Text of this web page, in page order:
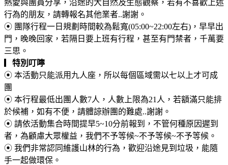
熱愛與團員分享，沿途的大自然及生態觀察，若有不喜歡上述
行為的朋友，請轉報名其他業者..謝謝。
⦿ 團隊行程一日規劃時間較為鬆寬(05:00~22:00左右)，早早出
門，晚晚回家，若隔日要上班有行程，甚至有門禁者，千萬要
三思。
特別叮嚀
⦿ 本活動只能派用九人座，所以每個區域需以七以上才可成
團
⦿ 本行程最低出團人數7人，人數上限為21人，若額滿只能排
於候補，如有不便，請體諒辦團的難處..謝謝。
⦿ 請依活動集合時間提早5~10分前報到，不管何種原因遲到
者，為顧慮大眾權益，我們不予等候~不予等候~不予等候。
⦿ 我們非常認同維護山林的行為，歡迎沿途見到垃圾，能隨
手一起做環保。